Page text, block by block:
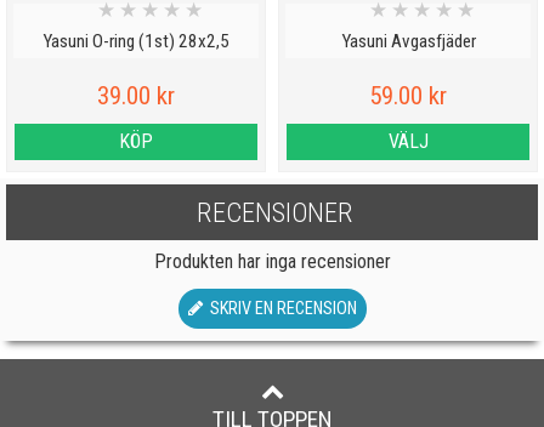
Yasuni O-ring (1st) 28x2,5
★ ★ ★ ★ ★
39.00 kr
KÖP
Yasuni Avgasfjäder
★ ★ ★ ★ ★
59.00 kr
VÄLJ
RECENSIONER
Produkten har inga recensioner
SKRIV EN RECENSION
TILL TOPPEN